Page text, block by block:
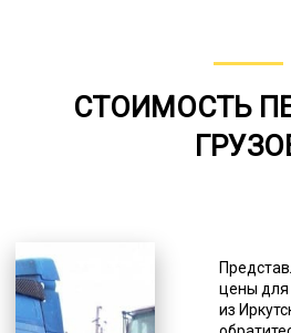
СТОИМОСТЬ
цены для
из